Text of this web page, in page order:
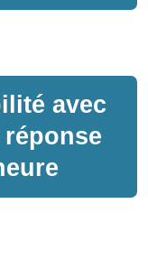
avec